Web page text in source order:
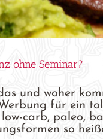
ohne Seminar?
und woher
für ein
carb, paleo,
so